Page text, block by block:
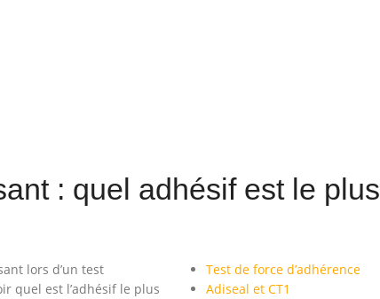
: quel adhésif est le plus
lors d’un test
quel est l’adhésif le plus
Test de force d’adhérence
Adiseal et CT1